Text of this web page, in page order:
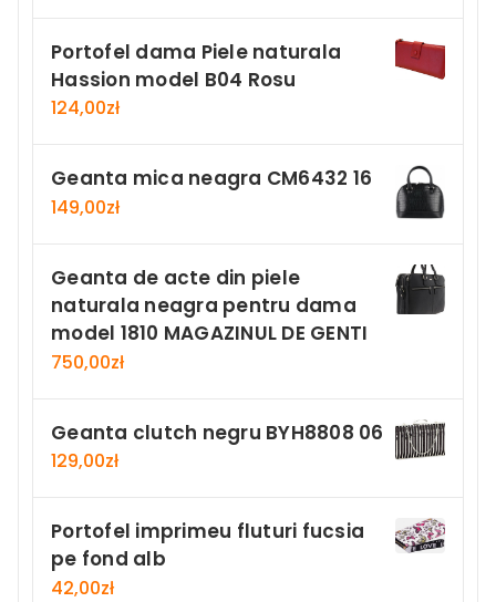
Portofel dama Piele naturala
Hassion model B04 Rosu
124,00zł
Geanta mica neagra CM6432 16
149,00zł
Geanta de acte din piele
naturala neagra pentru dama
model 1810 MAGAZINUL DE GENTI
750,00zł
Geanta clutch negru BYH8808 06
129,00zł
Portofel imprimeu fluturi fucsia
pe fond alb
42,00zł